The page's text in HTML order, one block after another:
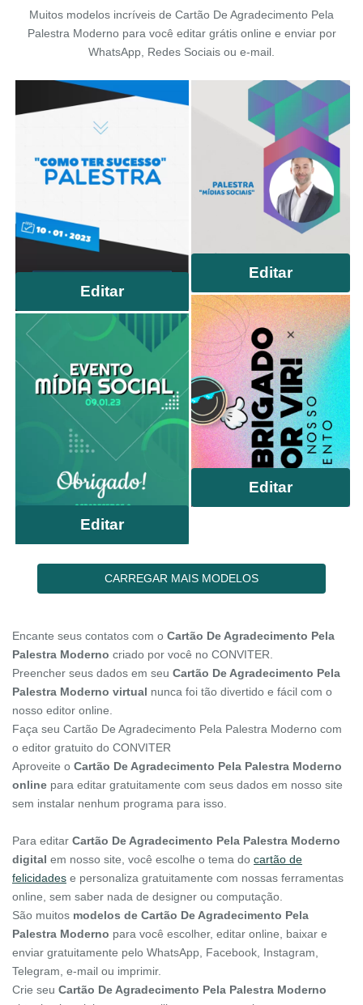
Muitos modelos incríveis de Cartão De Agradecimento Pela
Palestra Moderno para você editar grátis online e enviar por
WhatsApp, Redes Sociais ou e-mail.
Editar
Editar
Editar
Editar
CARREGAR MAIS MODELOS
Encante seus contatos com o Cartão De Agradecimento Pela
Palestra Moderno criado por você no CONVITER.
Preencher seus dados em seu Cartão De Agradecimento Pela
Palestra Moderno virtual nunca foi tão divertido e fácil com o
nosso editor online.
Faça seu Cartão De Agradecimento Pela Palestra Moderno com
o editor gratuito do CONVITER
Aproveite o Cartão De Agradecimento Pela Palestra Moderno
online para editar gratuitamente com seus dados em nosso site
sem instalar nenhum programa para isso.
Para editar Cartão De Agradecimento Pela Palestra Moderno
digital em nosso site, você escolhe o tema do cartão de
felicidades e personaliza gratuitamente com nossas ferramentas
online, sem saber nada de designer ou computação.
São muitos modelos de Cartão De Agradecimento Pela
Palestra Moderno para você escolher, editar online, baixar e
enviar gratuitamente pelo WhatsApp, Facebook, Instagram,
Telegram, e-mail ou imprimir.
Crie seu Cartão De Agradecimento Pela Palestra Moderno